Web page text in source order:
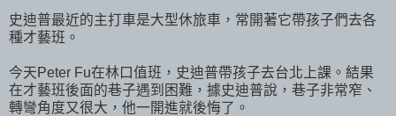
史迪普最近的主打車是大型休旅車，常開著它帶孩子們去各
種才藝班。
今天Peter Fu在林口值班，史迪普帶孩子去台北上課。結果
在才藝班後面的巷子遇到困難，據史迪普說，巷子非常窄、
轉彎角度又很大，他一開進就後悔了。